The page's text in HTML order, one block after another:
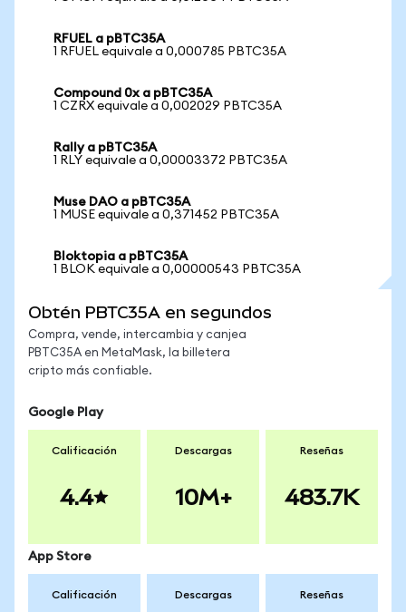
RFUEL a pBTC35A
1 RFUEL equivale a 0,000785 PBTC35A
Compound 0x a pBTC35A
1 CZRX equivale a 0,002029 PBTC35A
Rally a pBTC35A
1 RLY equivale a 0,00003372 PBTC35A
Muse DAO a pBTC35A
1 MUSE equivale a 0,371452 PBTC35A
Bloktopia a pBTC35A
1 BLOK equivale a 0,00000543 PBTC35A
Obtén PBTC35A en segundos
Compra, vende, intercambia y canjea
PBTC35A en MetaMask, la billetera
cripto más confiable.
Google Play
Calificación
4.4
Descargas
10M+
Reseñas
483.7K
App Store
Calificación Descargas Reseñas